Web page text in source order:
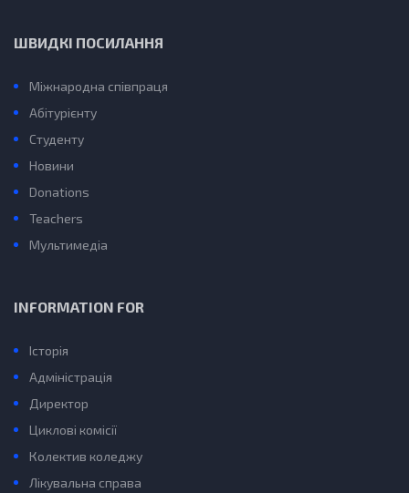
ШВИДКІ ПОСИЛАННЯ
Міжнародна співпраця
Абітурієнту
Студенту
Новини
Donations
Teachers
Мультимедіа
INFORMATION FOR
Історія
Адміністрація
Директор
Циклові комісії
Колектив коледжу
Лікувальна справа